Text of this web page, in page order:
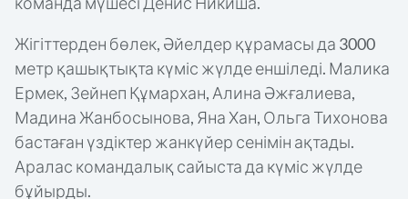
Жігіттерден бөлек, Әйелдер құрамасы да 3000
метр­ қашықтықта күміс жүлде еншіледі. Малика
Ермек, Зейнеп Құмархан, Алина Әжғалиева,
Мадина Жанбосынова, Яна Хан, Ольга Тихонова
бастаған үздіктер жанкүйер сенімін ақтады.
Аралас командалық сайыста да күміс жүлде
бұйырды.